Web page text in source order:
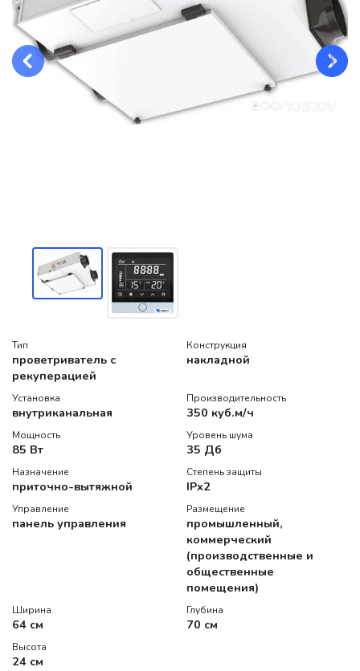
Тип
проветриватель с
рекуперацией
Конструкция
накладной
Установка
внутриканальная
Производительность
350 куб.м/ч
Мощность
85 Вт
Уровень шума
35 Дб
Назначение
приточно-вытяжной
Степень защиты
IPx2
Управление
панель управления
Размещение
промышленный,
коммерческий
(производственные и
общественные
помещения)
Ширина
64 см
Глубина
70 см
Высота
24 см